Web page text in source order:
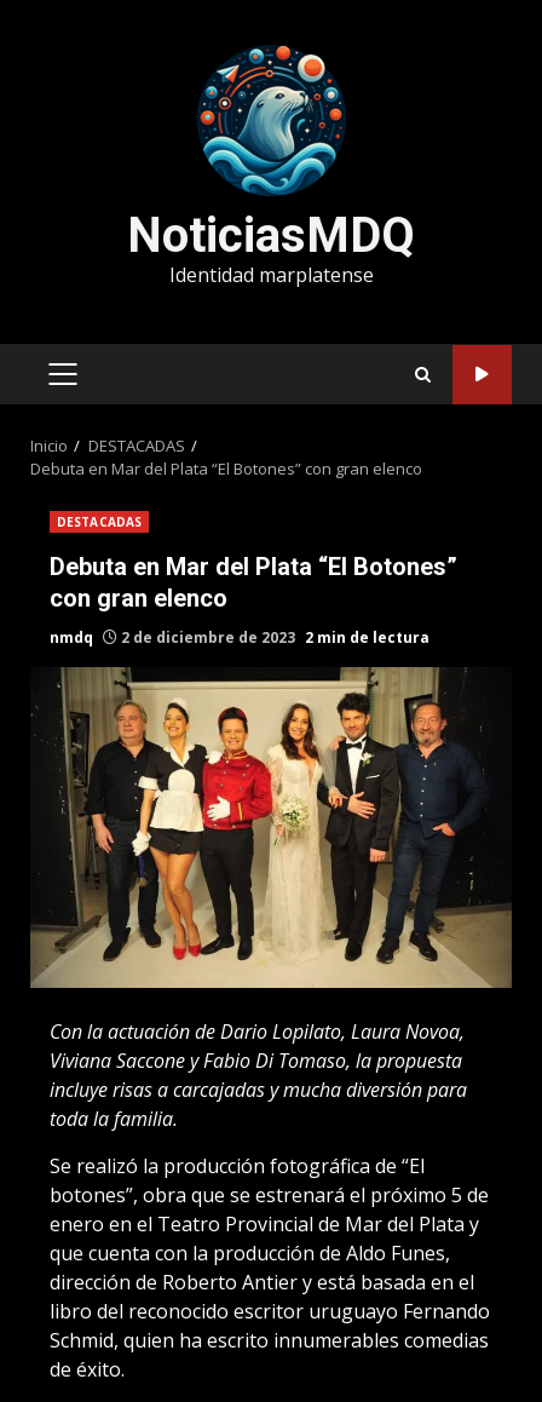
NoticiasMDQ
Identidad marplatense
MENÚ
Inicio
DESTACADAS
Debuta en Mar del Plata “El Botones” con gran elenco
DESTACADAS
Debuta en Mar del Plata “El Botones”
con gran elenco
nmdq 2 de diciembre de 2023 2 min de lectura
Con la actuación de Dario Lopilato, Laura Novoa,
Viviana Saccone y Fabio Di Tomaso, la propuesta
incluye risas a carcajadas y mucha diversión para
toda la familia.
Se realizó la producción fotográfica de “El
botones”, obra que se estrenará el próximo 5 de
enero en el Teatro Provincial de Mar del Plata y
que cuenta con la producción de Aldo Funes,
dirección de Roberto Antier y está basada en el
libro del reconocido escritor uruguayo Fernando
Schmid, quien ha escrito innumerables comedias
de éxito.